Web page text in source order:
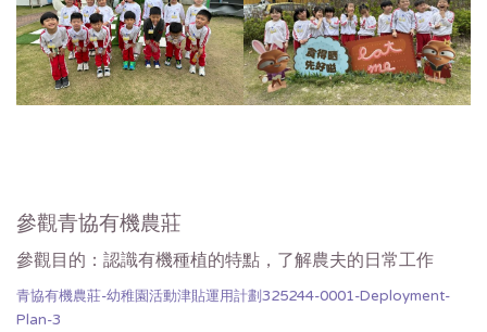
參觀青協有機農莊
參觀目的：認識有機種植的特點，了解農夫的日常工作
青協有機農莊-幼稚園活動津貼運用計劃325244-0001-Deployment-
Plan-3